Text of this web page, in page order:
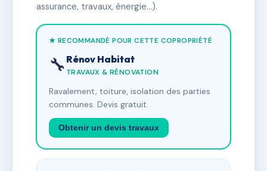
assurance, travaux, énergie…).
★ RECOMMANDÉ POUR CETTE COPROPRIÉTÉ
🔧 Rénov Habitat
TRAVAUX & RÉNOVATION
Ravalement, toiture, isolation des parties
communes. Devis gratuit.
Obtenir un devis travaux